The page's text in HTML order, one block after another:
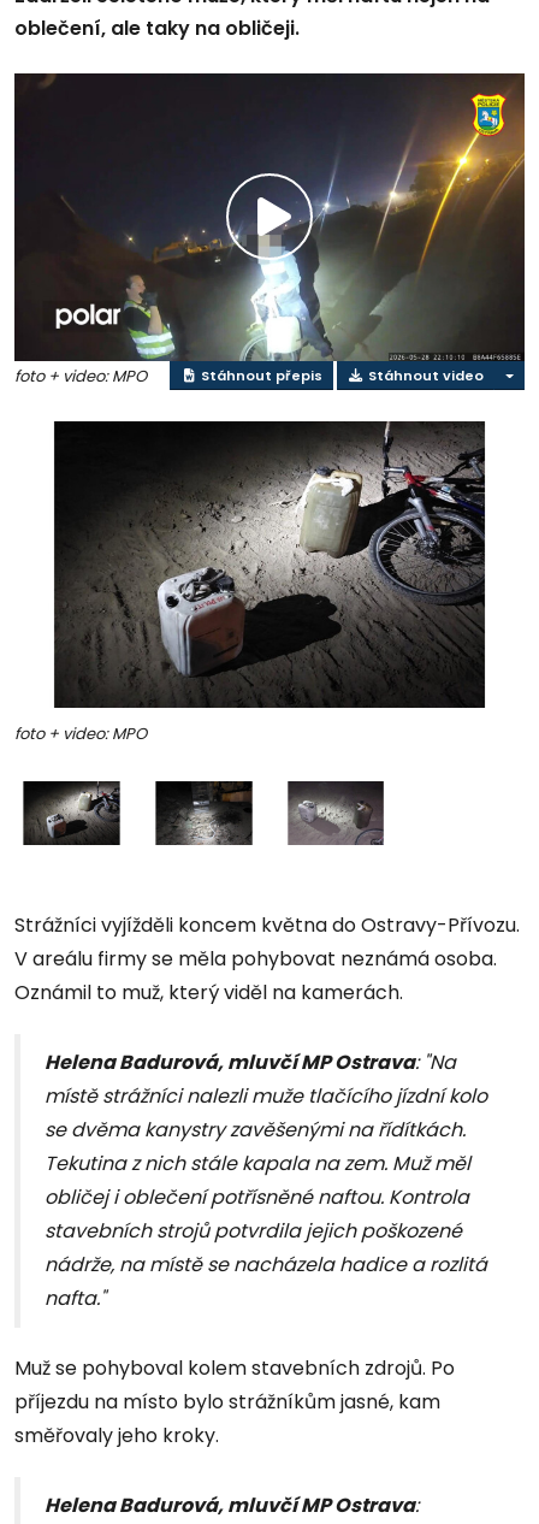
oblečení, ale taky na obličeji.
Přehrát
video
foto + video: MPO Stáhnout přepis Stáhnout video
foto + video: MPO
Strážníci vyjížděli koncem května do Ostravy-Přívozu.
V areálu firmy se měla pohybovat neznámá osoba.
Oznámil to muž, který viděl na kamerách.
Helena Badurová, mluvčí MP Ostrava: "Na
místě strážníci nalezli muže tlačícího jízdní kolo
se dvěma kanystry zavěšenými na řídítkách.
Tekutina z nich stále kapala na zem. Muž měl
obličej i oblečení potřísněné naftou. Kontrola
stavebních strojů potvrdila jejich poškozené
nádrže, na místě se nacházela hadice a rozlitá
nafta."
Muž se pohyboval kolem stavebních zdrojů. Po
příjezdu na místo bylo strážníkům jasné, kam
směřovaly jeho kroky.
Helena Badurová, mluvčí MP Ostrava: